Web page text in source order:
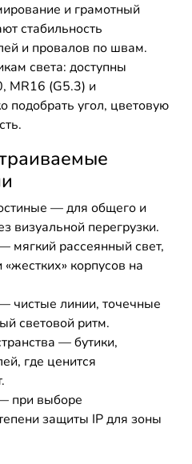
и грамотный
стабильность
и провалов по швам.
света: доступны
MR16 (G5.3) и
подобрать угол, цветовую
— для общего и
визуальной перегрузки.
мягкий рассеянный свет,
«жестких» корпусов на
чистые линии, точечные
световой ритм.
— бутики,
где ценится
при выборе
защиты IP для зоны